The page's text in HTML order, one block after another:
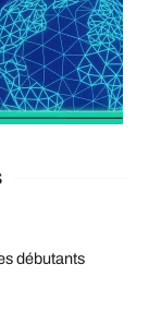
débutants